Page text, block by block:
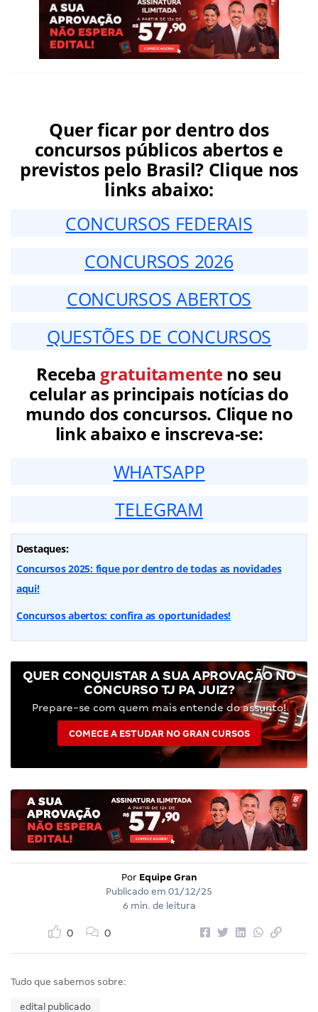
Quer ficar por dentro dos
concursos públicos abertos e
previstos pelo Brasil? Clique nos
links abaixo:
CONCURSOS FEDERAIS
CONCURSOS 2026
CONCURSOS ABERTOS
QUESTÕES DE CONCURSOS
Receba gratuitamenteno seu
celular as principais notícias do
mundo dos concursos. Clique no
link abaixo e inscreva-se:
WHATSAPP
TELEGRAM
Destaques:
Concursos 2025: fique por dentro de todas as novidades
aqui!
Concursos abertos: confira as oportunidades!
QUER CONQUISTAR A SUA APROVAÇÃO NO
CONCURSO TJ PA JUIZ?
Prepare-se com quem mais entende do assunto!
COMECE A ESTUDAR NO GRAN CURSOS
Por Equipe Gran
Publicado em 01/12/25
6 min. de leitura
0 0
Tudo que sabemos sobre:
edital publicado